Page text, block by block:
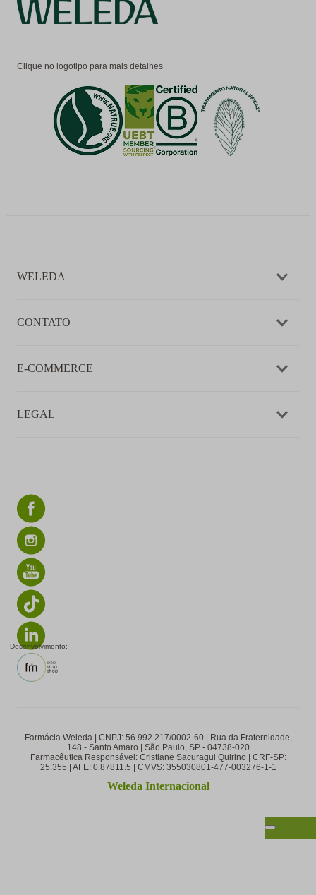
Clique no logotipo para mais detalhes
WELEDA
CONTATO
E-COMMERCE
LEGAL
Desenvolvimento:
Farmácia Weleda | CNPJ: 56.992.217/0002-60 | Rua da Fraternidade,
148 - Santo Amaro | São Paulo, SP - 04738-020
Farmacêutica Responsável: Cristiane Sacuragui Quirino | CRF-SP:
25.355 | AFE: 0.87811.5 | CMVS: 355030801-477-003276-1-1
Weleda Internacional